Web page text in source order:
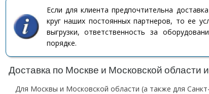
Если для клиента предпочтительна
круг наших постоянных партнеров, то ее
выгрузки, ответственность за
порядке.
Доставка по Москве и Московской области
Для Москвы и Московской области (а также для